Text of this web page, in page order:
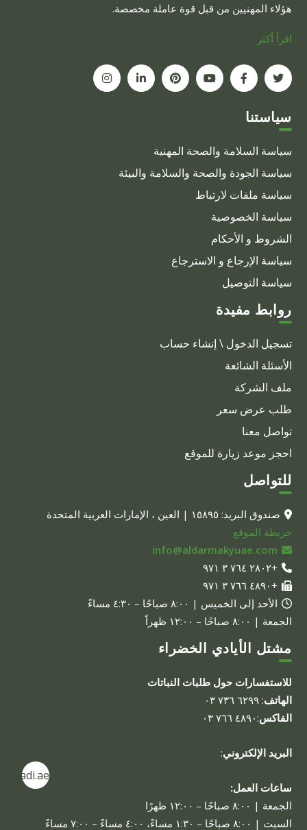
الخيارات
صفحة
المنتج
هؤلاء المهنيين من قبل قوة عاملة مخصصة.
اقرأ أكثر
سياستنا
سياسة السلامة والصحة المهنية
سياسة الجودة والصحة والسلامة والبيئة
سياسة ملفات لارتباط
سياسة الخصوصية
الشروط و الأحكام
سياسة الإرجاع و الاسترجاع
سياسة التوصيل
روابط مفيدة
تسجيل الدخول \ إنشاء حساب
الأسئلة الشائعة
ملف الشركة
طلب عرض سعر
تواصل معنا
احجز موعد زيارة للموقع
للتواصل
صندوق البريد: ١٥٨٩٥ | العين ، الإمارات العربية المتحدة
خريطة الموقع
info@aldarmakyuae.com
+٢٨٠٢ ٧٦٤ ٣ ٩٧١
+٤٨٩٠ ٧٦٦ ٣ ٩٧١
الأحد إلى الخميس | ٨:٠٠ صباحًا – ٤:٣٠ مساءً
الجمعة | ٨:٠٠ صباحًا – ١٢:٠٠ ظهراً
مشتل الأيادي الخضراء
للاستفسارات حول طلبات النباتات
الهاتف: ٦٢٩٩ ٧٣٦ ٠٣
الفاكس:٤٨٩٠ ٧٦٦ ٠٣
البريد الإلكتروني:
ساعات العمل:
الجمعة | ٨:٠٠ صباحًا – ١٢:٠٠ ظهرًا
السبت | ٨:٠٠ صباحًا – ١:٣٠ مساءً، ٤:٠٠ مساءً – ٧:٠٠ مساءً